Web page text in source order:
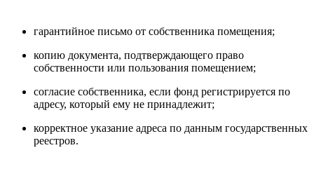
гарантийное письмо от собственника помещения;
копию документа, подтверждающего право
собственности или пользования помещением;
согласие собственника, если фонд регистрируется по
адресу, который ему не принадлежит;
корректное указание адреса по данным государственных
реестров.